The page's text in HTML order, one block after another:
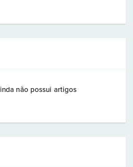
não possui artigos